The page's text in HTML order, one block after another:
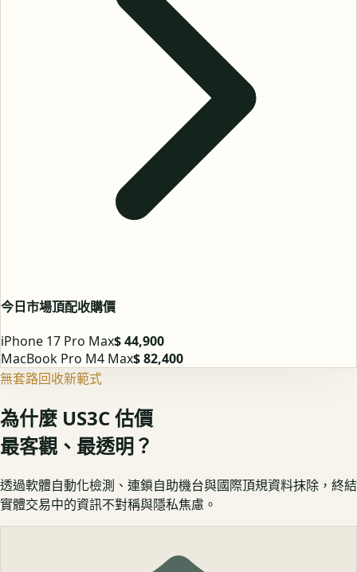
今日市場頂配收購價
iPhone 17 Pro Max$ 44,900
MacBook Pro M4 Max$ 82,400
無套路回收新範式
為什麼 US3C 估價
最客觀、最透明？
透過軟體自動化檢測、連鎖自助機台與國際頂規資料抹除，終結
實體交易中的資訊不對稱與隱私焦慮。